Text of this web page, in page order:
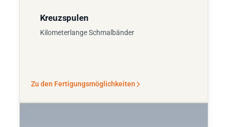
Kreuzspulen
Kilometerlange Schmalbänder
Zu den Fertigungsmöglichkeiten